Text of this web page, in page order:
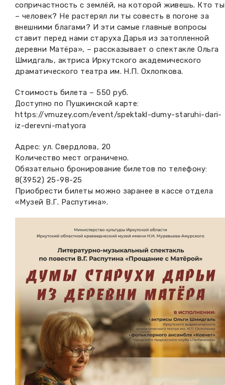
сопричастность с землёй, на которой живешь. Кто ты
– человек? Не растерял ли ты совесть в погоне за
внешними благами? И эти самые главные вопросы
ставит перед нами старуха Дарья из затопленной
деревни Матёра», – рассказывает о спектакле Ольга
Шмидгаль, актриса Иркутского академического
драматического театра им. Н.П. Охлопкова.
Стоимость билета – 550 руб.
Доступно по Пушкинской карте:
https://vmuzey.com/event/spektakl-dumy-staruhi-dari-
iz-derevni-matyora
Адрес: ул. Свердлова, 20
Количество мест ограничено.
Обязательно бронирование билетов по телефону:
8(3952) 25-98-25
Приобрести билеты можно заранее в кассе отдела
«Музей В.Г. Распутина».